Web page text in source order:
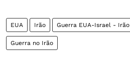
EUA Irão Guerra EUA-Israel - Irão
Guerra no Irão